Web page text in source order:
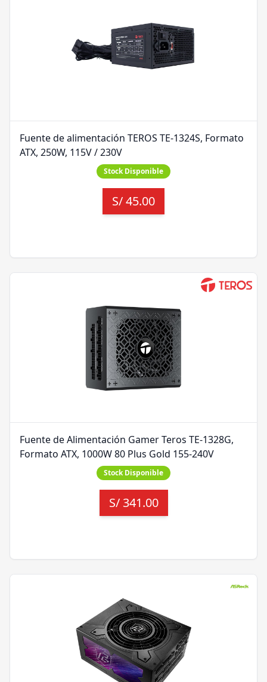
Fuente de alimentación TEROS TE-1324S, Formato
ATX, 250W, 115V / 230V
Stock Disponible
S/45.00
Fuente de Alimentación Gamer Teros TE-1328G,
Formato ATX, 1000W 80 Plus Gold 155-240V
Stock Disponible
S/ 341.00